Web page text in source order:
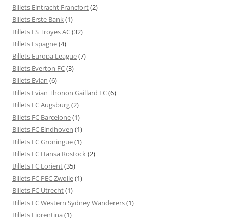
Billets Eintracht Francfort(2)
Billets Erste Bank(1)
Billets ES Troyes AC(32)
Billets Espagne(4)
Billets Europa League(7)
Billets Everton FC(3)
Billets Evian (6)
Billets Evian Thonon Gaillard FC(6)
Billets FC Augsburg(2)
Billets FC Barcelone(1)
Billets FC Eindhoven (1)
Billets FC Groningue(1)
Billets FC Hansa Rostock(2)
Billets FC Lorient(35)
Billets FC PEC Zwolle(1)
Billets FC Utrecht(1)
Billets FC Western Sydney Wanderers(1)
Billets Fiorentina (1)